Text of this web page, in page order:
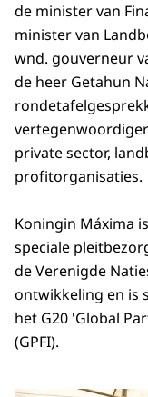
de minister van
minister van
wnd. gouverneur
de heer Getahun
private sector,
profitorganisaties.
Koningin Máxima
speciale
de Verenigde
ontwikkeling en is
het G20 'Global
(GPFI).